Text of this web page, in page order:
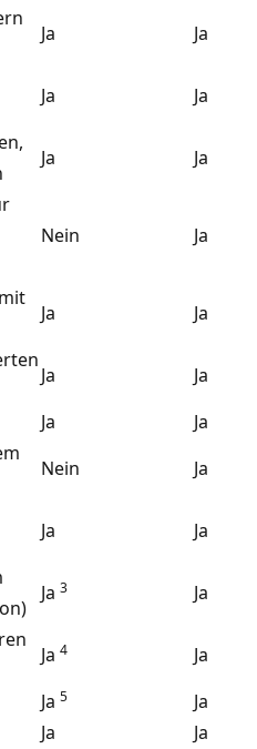
Ja Ja
Ja Ja
Ja Ja
Nein Ja
Ja Ja
Ja Ja
Ja Ja
Nein Ja
Ja Ja
Ja 3 Ja
Ja 4 Ja
Ja 5 Ja
Ja Ja